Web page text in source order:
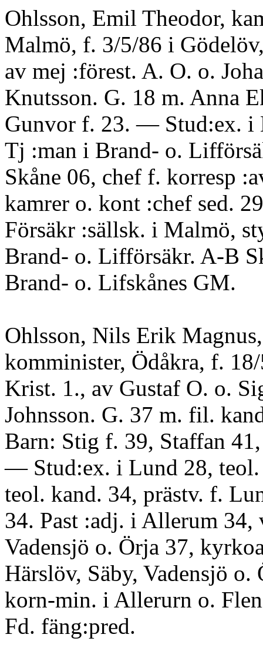
Ohlsson, Emil Theodor,
Malmö, f. 3/5/86 i
av mej :förest. A. O. o.
Knutsson. G. 18 m. Anna
Gunvor f. 23. — Stud:ex. i
Tj :man i Brand- o.
Skåne 06, chef f. korresp
kamrer o. kont :chef sed.
Försäkr :sällsk. i Malmö,
Brand- o. Lifförsäkr. A-B
Brand- o. Lifskånes GM.
Ohlsson, Nils Erik Magnus,
komminister, Ödåkra, f.
Krist. 1., av Gustaf O. o.
Johnsson. G. 37 m. fil.
Barn: Stig f. 39, Staffan
— Stud:ex. i Lund 28,
teol. kand. 34, prästv. f.
34. Past :adj. i Allerum 34,
Vadensjö o. Örja 37,
Härslöv, Säby, Vadensjö o.
korn-min. i Allerurn o.
Fd. fäng:pred.